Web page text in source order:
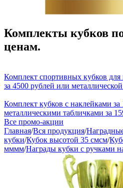
Комплекты кубков
ценам.
Комплект спортивных кубков
за 4500 рублей или
Комплект кубков с наклейками за
металлическими табличками за
Все промо-акции
Главная/Вся продукция/
кубки/Кубок высотой 35 смсм/
мммм/Награды кубки с ручками